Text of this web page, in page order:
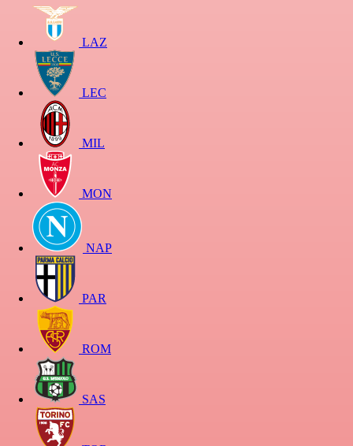
LAZ
LEC
MIL
MON
NAP
PAR
ROM
SAS